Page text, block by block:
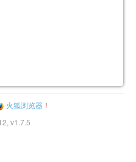
火狐浏览器 ！
v1.7.5